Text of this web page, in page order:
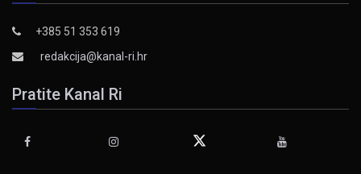
+385 51 353 619
redakcija@kanal-ri.hr
Pratite Kanal Ri